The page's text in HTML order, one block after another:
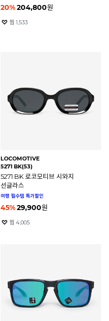
20%204,800원
찜 1,533
LOCOMOTIVE
5271 BK(53)
5271 BK 로코모티브 시와지
선글라스
여행 필수템 특가할인
45%29,900원
찜 4,005